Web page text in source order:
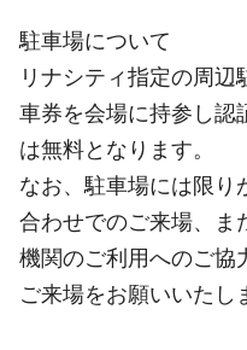
駐車場について
リナシティ指定の周
車券を会場に持参し認
は無料となります。
なお、駐車場には限り
合わせでのご来場、ま
機関のご利用へのご協
ご来場をお願いいたし